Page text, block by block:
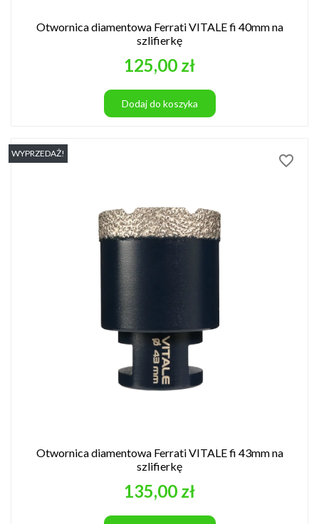
Otwornica diamentowa Ferrati VITALE fi 40mm na
szlifierkę
Cena
125,00 zł
Dodaj do koszyka
Otwornica diamentowa Ferrati VITALE fi 43mm na
szlifierkę
Cena
135,00 zł
WYPRZEDAŻ! favorite_border